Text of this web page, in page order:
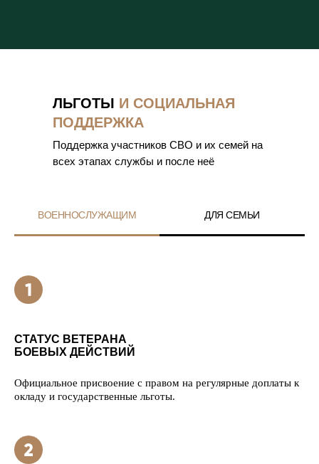
ЛЬГОТЫ И СОЦИАЛЬНАЯ
ПОДДЕРЖКА
Поддержка участников СВО и их семей на
всех этапах службы и после неё
ВОЕННОСЛУЖАЩИМ ДЛЯ СЕМЬИ
СТАТУС ВЕТЕРАНА
БОЕВЫХ ДЕЙСТВИЙ
Официальное присвоение с правом на регулярные доплаты к
окладу и государственные льготы.